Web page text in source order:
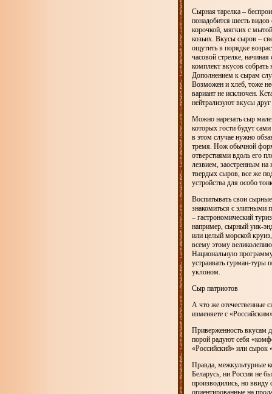
Сырная тарелка –
понадобится шесть
корочкой, мягких с
козьих. Вкусы сыров –
ощутить в порядке
часовой стрелке,
комплект вкусов
Дополнением к сырам
Возможен и хлеб, тоже
вариант не исключен.
нейтрализуют вкусы
Можно нарезать сыр
которых гости будут
в этом случае нужно
тремя. Нож обычной
отверстиями вдоль его
лезвием, заостренным
твердых сыров, все же
устройства для особо
Воспитывать свои
знакомиться с элитными
– гастрономический
например, сырный уик-
или целый морской
всему этому
Национальную
устраивать гурман-туры
уклоном.
Сыр патриотов
А что же отечественные
изменяете с
Приверженность вкусам
порой радуют себя
«Российский» или сырок
Правда, межкультурные
Беларусь, ни Россия не
производились, но
ориентированные на